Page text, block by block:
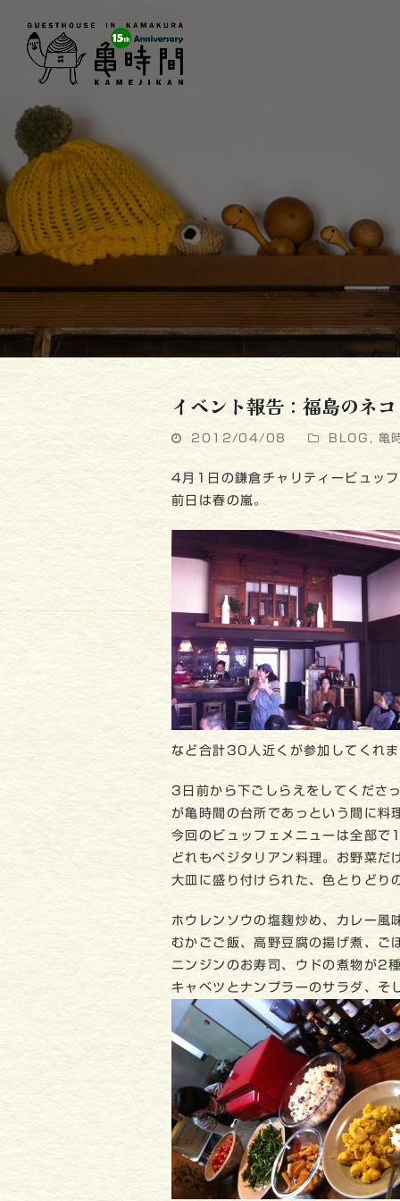
イベント報告：福島のネ
2012/04/08 BLOG , 亀
4月1日の鎌倉チャリティービュッ
前日は春の嵐。
など合計30人近くが参加してくれ
3日前から下ごしらえをしてくださ
が亀時間の台所であっという間に料
今回のビュッフェメニューは全部で
どれもベジタリアン料理。お野菜だ
大皿に盛り付けられた、色とりどり
ホウレンソウの塩麹炒め、カレー風
むかごご飯、高野豆腐の揚げ煮、ご
ニンジンのお寿司、ウドの煮物が2
キャベツとナンプラーのサラダ、そ